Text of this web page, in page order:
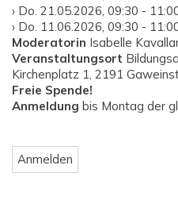
› Do. 21.05.2026, 09:30 -
› Do. 11.06.2026, 09:30 -
Moderatorin Isabelle
Veranstaltungsort
Kirchenplatz 1, 2191
Freie Spende!
Anmeldung bis Montag der